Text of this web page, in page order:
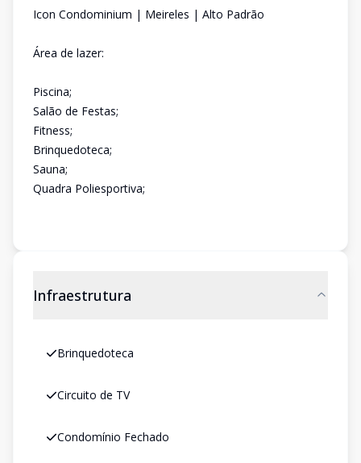
Icon Condominium | Meireles | Alto Padrão
Área de lazer:
Piscina;
Salão de Festas;
Fitness;
Brinquedoteca;
Sauna;
Quadra Poliesportiva;
Infraestrutura
Brinquedoteca
Circuito de TV
Condomínio Fechado